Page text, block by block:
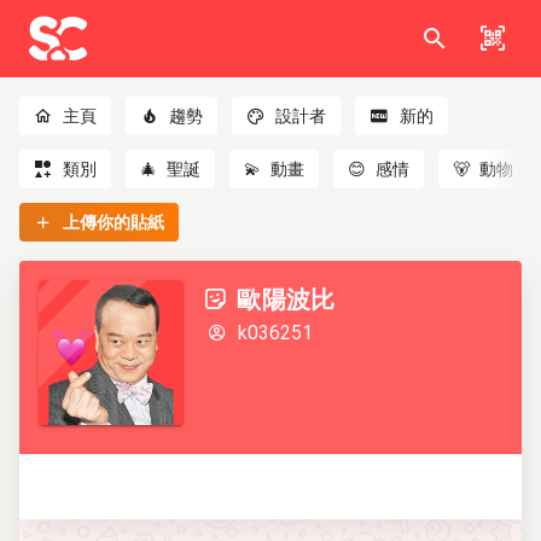
主頁 趨勢 設計者 新的
類別 🎄 聖誕 💫 動畫 😊 感情 🐻 動物
上傳你的貼紙
歐陽波比
k036251